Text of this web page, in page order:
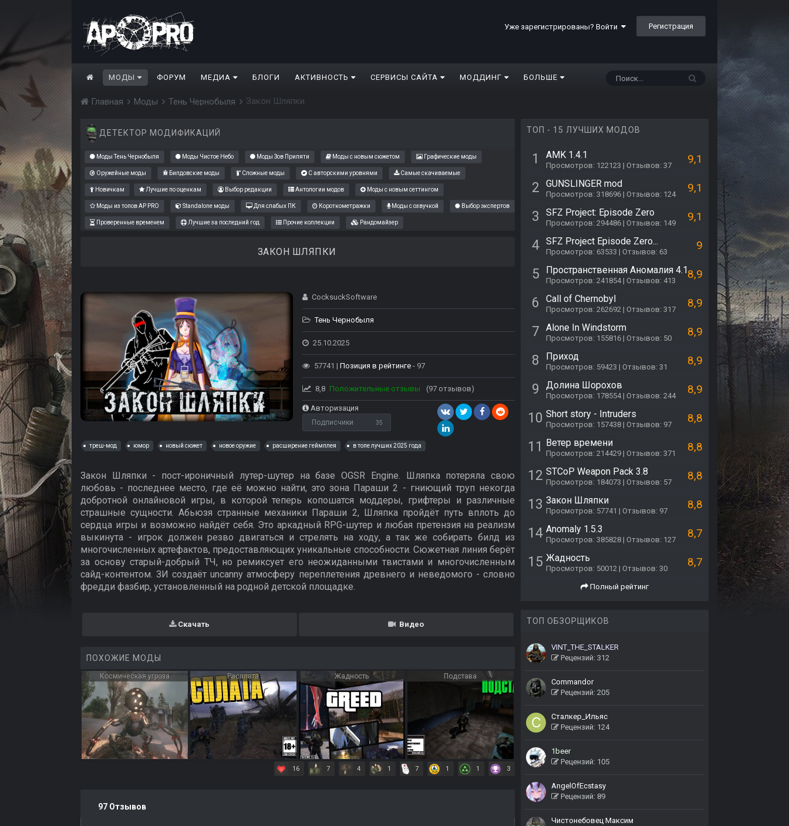
Уже зарегистрированы? Войти Регистрация
МОДЫ ФОРУМ МЕДИА БЛОГИ АКТИВНОСТЬ СЕРВИСЫ САЙТА МОДДИНГ БОЛЬШЕ
Главная Моды Тень Чернобыля Закон Шляпки
ДЕТЕКТОР МОДИФИКАЦИЙ
Моды Тень Чернобыля Моды Чистое Небо Моды Зов Припяти Моды с новым сюжетом Графические моды
Оружейные моды Билдовские моды Сложные моды С авторскими уровнями Самые скачиваемые
Новичкам Лучшие по оценкам Выбор редакции Антологии модов Моды с новым сеттингом
Моды из топов AP PRO Standalone моды Для слабых ПК Короткометражки Моды с озвучкой Выбор экспертов
Проверенные временем Лучшие за последний год Прочие коллекции Рандомайзер
ЗАКОН ШЛЯПКИ
CocksuckSoftware
Тень Чернобыля
25.10.2025
57741 | Позиция в рейтинге- 97
8,8 Положительные отзывы (97 отзывов)
Авторизация
Подписчики 35
треш-мод юмор новый сюжет новое оружие расширение геймплея в топе лучших 2025 года
Закон Шляпки - пост-ироничный лутер-шутер на базе OGSR Engine. Шляпка потеряла свою
любовь - последнее место, где её можно найти, это зона Параши 2 - гниющий труп некогда
добротной онлайновой игры, в которой теперь копошатся моддеры, грифтеры и различные
страшные сущности. Абьюзя странные механики Параши 2, Шляпка пройдёт путь вплоть до
сердца игры и возможно найдёт себя. Это аркадный RPG-шутер и любая претензия на реализм
выкинута - игрок должен резво двигаться и стрелять на ходу, а так же собирать билд из
многочисленных артефактов, предоставляющих уникальные способности. Сюжетная линия берёт
за основу старый-добрый ТЧ, но ремиксует его неожиданными твистами и многочисленным
сайд-контентом. ЗИ создаёт uncanny атмосферу переплетения древнего и неведомого - словно
фредди фазбир, установленный на родной детской площадке.
Скачать Видео
ПОХОЖИЕ МОДЫ
Космическая угроза Расплата Жадность Подстава
16 7 4 1 7 1 1 3
97 Отзывов
ТОП - 15 ЛУЧШИХ МОДОВ
1 AMK 1.4.1
Просмотров: 122123 | Отзывов: 37 9,1
2 GUNSLINGER mod
Просмотров: 318696 | Отзывов: 124 9,1
3 SFZ Project: Episode Zero
Просмотров: 294486 | Отзывов: 149 9,1
4 SFZ Project Episode Zero...
Просмотров: 63533 | Отзывов: 63 9
5 Пространственная Аномалия 4.1
Просмотров: 241854 | Отзывов: 413 8,9
6 Call of Chernobyl
Просмотров: 262692 | Отзывов: 317 8,9
7 Alone In Windstorm
Просмотров: 155816 | Отзывов: 50 8,9
8 Приход
Просмотров: 59423 | Отзывов: 31 8,9
9 Долина Шорохов
Просмотров: 178554 | Отзывов: 244 8,9
10 Short story - Intruders
Просмотров: 157438 | Отзывов: 97 8,8
11 Ветер времени
Просмотров: 214429 | Отзывов: 371 8,8
12 STCoP Weapon Pack 3.8
Просмотров: 184073 | Отзывов: 57 8,8
13 Закон Шляпки
Просмотров: 57741 | Отзывов: 97 8,8
14 Anomaly 1.5.3
Просмотров: 385828 | Отзывов: 127 8,7
15 Жадность
Просмотров: 50012 | Отзывов: 30 8,7
Полный рейтинг
ТОП ОБЗОРЩИКОВ
VINT_THE_STALKER
Рецензий: 312
Commandor
Рецензий: 205
Сталкер_Ильяс
Рецензий: 124
1beer
Рецензий: 105
AngelOfEcstasy
Рецензий: 89
Чистонебовец Максим